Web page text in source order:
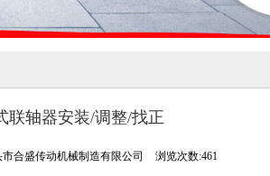
联轴器安装/调整/找正
市合盛传动机械制造有限公司 浏览次数:461